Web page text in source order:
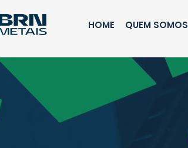
HOME QUEM SOMOS